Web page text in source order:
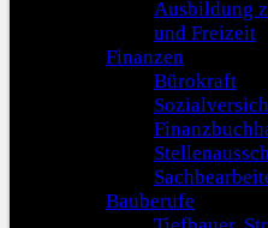
Ausbildung
und Freizeit
Finanzen
Bürokraft
Bauberufe